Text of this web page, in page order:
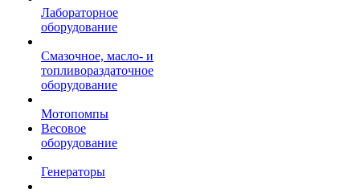
Лабораторное
оборудование
Смазочное, масло- и
топливораздаточное
оборудование
Мотопомпы
Весовое
оборудование
Генераторы